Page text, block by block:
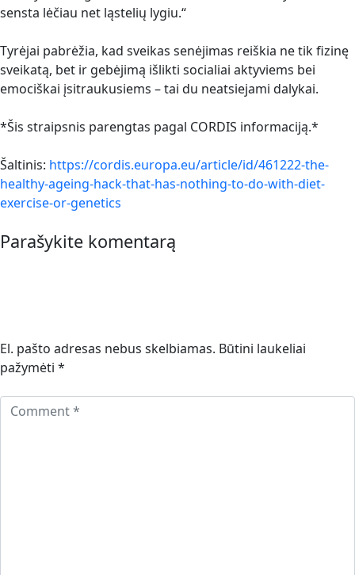
sensta lėčiau net ląstelių lygiu.“
Tyrėjai pabrėžia, kad sveikas senėjimas reiškia ne tik fizinę
sveikatą, bet ir gebėjimą išlikti socialiai aktyviems bei
emociškai įsitraukusiems – tai du neatsiejami dalykai.
*Šis straipsnis parengtas pagal CORDIS informaciją.*
Šaltinis: https://cordis.europa.eu/article/id/461222-the-
healthy-ageing-hack-that-has-nothing-to-do-with-diet-
exercise-or-genetics
Parašykite komentarą
El. pašto adresas nebus skelbiamas. Būtini laukeliai
pažymėti *